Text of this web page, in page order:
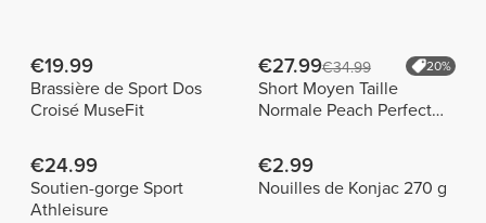
€19.99
Brassière de Sport Dos
Croisé MuseFit
€27.99€34.99 20%
Short Moyen Taille
Normale Peach Perfect
€24.99
Soutien-gorge Sport
Athleisure
€2.99
Nouilles de Konjac 270 g